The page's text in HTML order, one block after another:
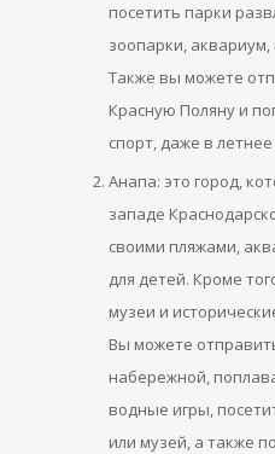
посетить парки
зоопарки, аквариум,
Также вы можете
Красную Поляну и
спорт, даже в
Анапа: это город,
западе
своими пляжами,
для детей. Кроме
музеи и
Вы можете
набережной,
водные игры,
или музей, а также